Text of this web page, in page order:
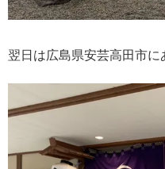
翌日は広島県安芸高田市